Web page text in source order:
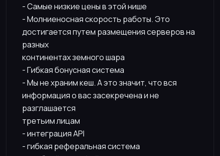
- Самые низкие цены в этой нише
- Молниеносная скорость работы. Это
достигается путем размещения серверов на
разных
континентах земного шара
- Гибкая бонусная система
- Мы не храним кеш. А это значит, что вся
информация о вас засекречена и не
разглашается
третьим лицам
- интеграция API
- гибкая реферальная система